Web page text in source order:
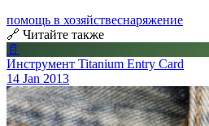
помощь в хозяйствеснаряжение
🔗 Читайте также
📄
Инструмент Titanium Entry Card
14 Jan 2013